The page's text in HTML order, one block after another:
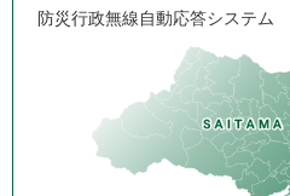
防災行政無線自動応答システム